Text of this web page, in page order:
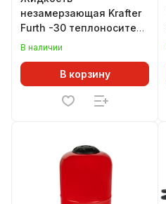
незамерзающая Krafter
Furth -30 теплоноситель
(этиленгликоль) 10 кг
В наличии
В корзину